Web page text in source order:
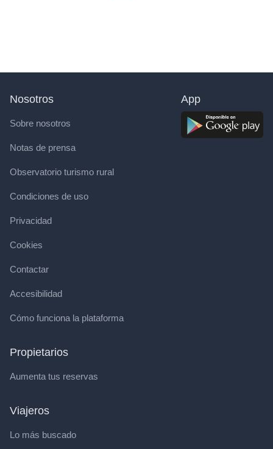
Nosotros
Sobre nosotros
Notas de prensa
Observatorio turismo rural
Condiciones de uso
Privacidad
Cookies
Contactar
Accesibilidad
Cómo funciona la plataforma
Propietarios
Aumenta tus reservas
Viajeros
Lo más buscado
App